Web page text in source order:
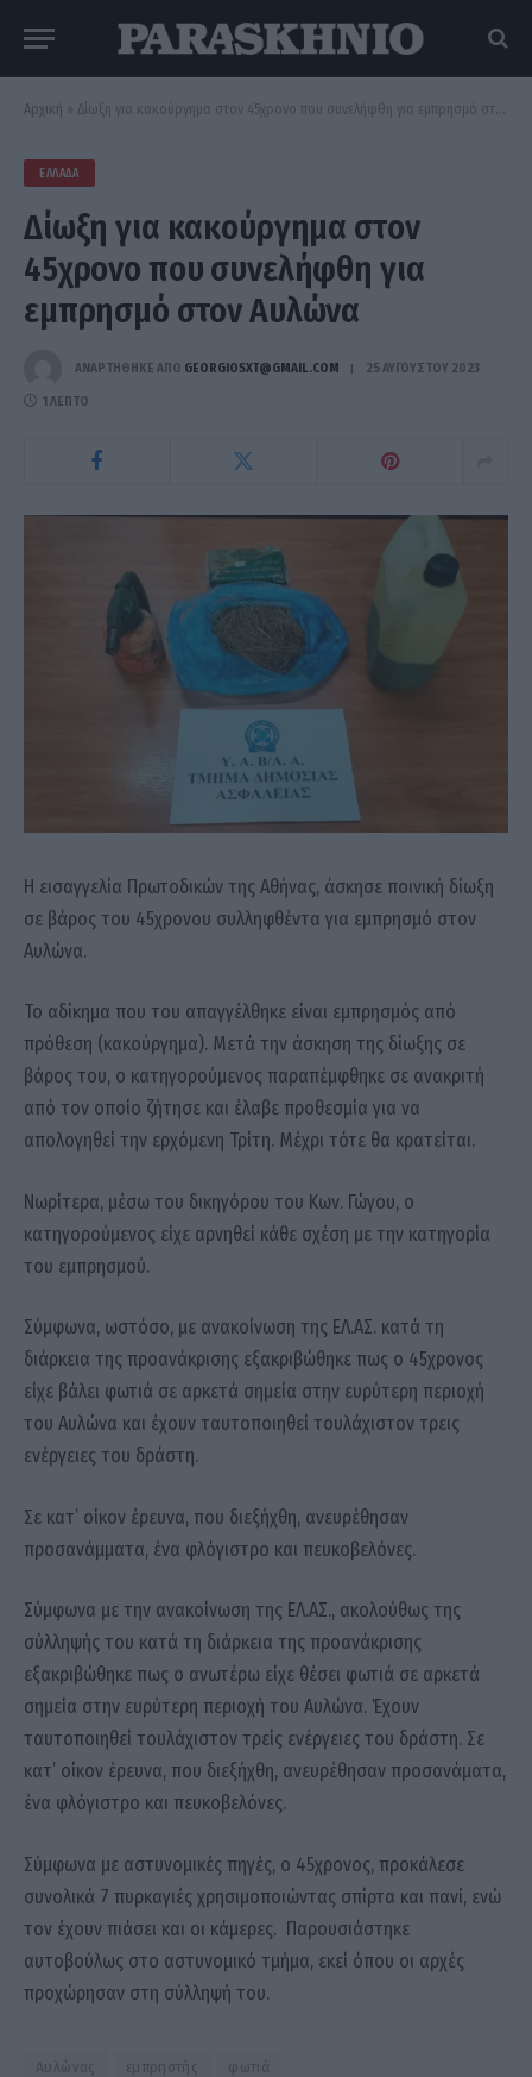
Αρχική » Δίωξη για κακούργημα στον 45χρονο που συνελήφθη για εμπρησμό στον Αυλώνα
ΕΛΛΆΔΑ
Δίωξη για κακούργημα στον
45χρονο που συνελήφθη για
εμπρησμό στον Αυλώνα
ΑΝΑΡΤΗΘΗΚΕ ΑΠΟ GEORGIOSXT@GMAIL.COM 25 ΑΥΓΟΎΣΤΟΥ 2023
1 ΛΕΠΤΌ
Η εισαγγελία Πρωτοδικών της Αθήνας, άσκησε ποινική δίωξη
σε βάρος του 45χρονου συλληφθέντα για εμπρησμό στον
Αυλώνα.
Το αδίκημα που του απαγγέλθηκε είναι εμπρησμός από
πρόθεση (κακούργημα). Μετά την άσκηση της δίωξης σε
βάρος του, ο κατηγορούμενος παραπέμφθηκε σε ανακριτή
από τον οποίο ζήτησε και έλαβε προθεσμία για να
απολογηθεί την ερχόμενη Τρίτη. Μέχρι τότε θα κρατείται.
Νωρίτερα, μέσω του δικηγόρου του Κων. Γώγου, ο
κατηγορούμενος είχε αρνηθεί κάθε σχέση με την κατηγορία
του εμπρησμού.
Σύμφωνα, ωστόσο, με ανακοίνωση της ΕΛ.ΑΣ. κατά τη
διάρκεια της προανάκρισης εξακριβώθηκε πως ο 45χρονος
είχε βάλει φωτιά σε αρκετά σημεία στην ευρύτερη περιοχή
του Αυλώνα και έχουν ταυτοποιηθεί τουλάχιστον τρεις
ενέργειες του δράστη.
Σε κατ’ οίκον έρευνα, που διεξήχθη, ανευρέθησαν
προσανάμματα, ένα φλόγιστρο και πευκοβελόνες.
Σύμφωνα με την ανακοίνωση της ΕΛ.ΑΣ., ακολούθως της
σύλληψής του κατά τη διάρκεια της προανάκρισης
εξακριβώθηκε πως ο ανωτέρω είχε θέσει φωτιά σε αρκετά
σημεία στην ευρύτερη περιοχή του Αυλώνα. Έχουν
ταυτοποιηθεί τουλάχιστον τρείς ενέργειες του δράστη. Σε
κατ’ οίκον έρευνα, που διεξήχθη, ανευρέθησαν προσανάματα,
ένα φλόγιστρο και πευκοβελόνες.
Σύμφωνα με αστυνομικές πηγές, ο 45χρονος, προκάλεσε
συνολικά 7 πυρκαγιές χρησιμοποιώντας σπίρτα και πανί, ενώ
τον έχουν πιάσει και οι κάμερες. Παρουσιάστηκε
αυτοβούλως στο αστυνομικό τμήμα, εκεί όπου οι αρχές
προχώρησαν στη σύλληψή του.
Αυλώνας εμπρηστής φωτιά